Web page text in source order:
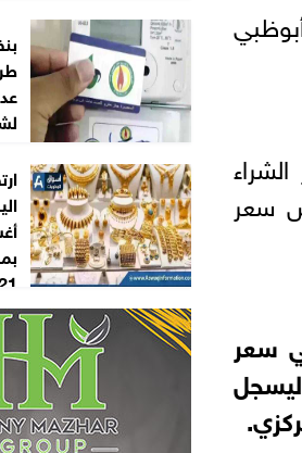
انخفض سعر
سعر
ليسجل